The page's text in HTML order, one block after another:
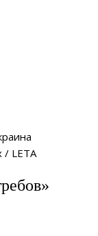
/ LETA